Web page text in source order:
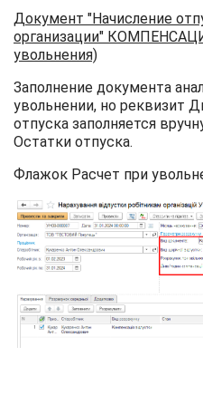
Документ "Начисление
организации"
увольнения)
Заполнение документа
увольнении, но реквизит
отпуска заполняется
Остатки отпуска.
Флажок Расчет при